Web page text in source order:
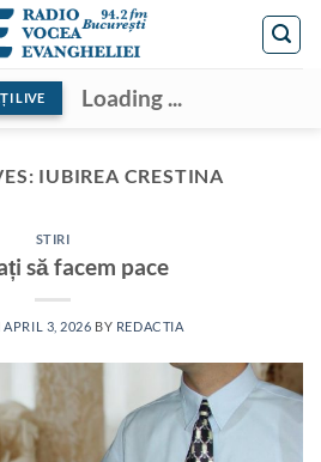
LIVE Loading ...
IUBIREA CRESTINA
STIRI
să facem pace
APRIL 3, 2026 BY REDACTIA